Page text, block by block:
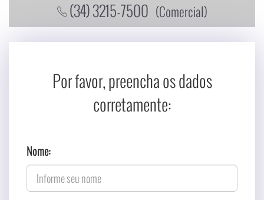
(34) 3215-7500 (Comercial)
Por favor, preencha os dados
corretamente:
Nome: